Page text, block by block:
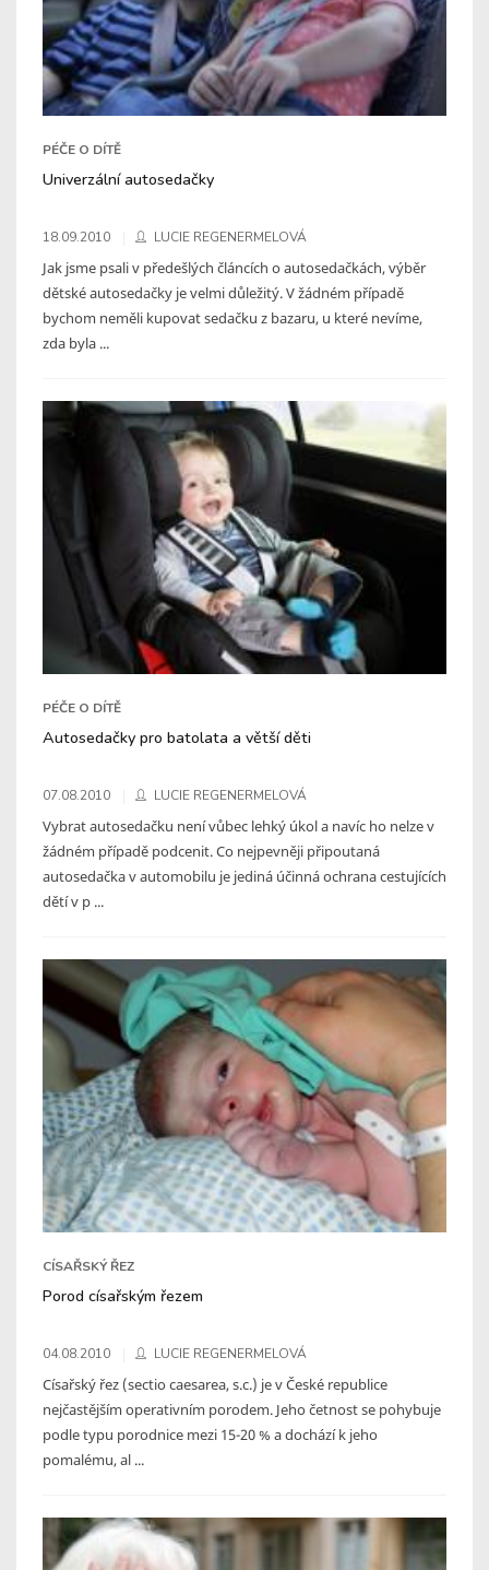
PÉČE O DÍTĚ
Univerzální autosedačky
18.09.2010 LUCIE REGENERMELOVÁ
Jak jsme psali v předešlých článcích o autosedačkách, výběr
dětské autosedačky je velmi důležitý. V žádném případě
bychom neměli kupovat sedačku z bazaru, u které nevíme,
zda byla ...
PÉČE O DÍTĚ
Autosedačky pro batolata a větší děti
07.08.2010 LUCIE REGENERMELOVÁ
Vybrat autosedačku není vůbec lehký úkol a navíc ho nelze v
žádném případě podcenit. Co nejpevněji připoutaná
autosedačka v automobilu je jediná účinná ochrana cestujících
dětí v p ...
CÍSAŘSKÝ ŘEZ
Porod císařským řezem
04.08.2010 LUCIE REGENERMELOVÁ
Císařský řez (sectio caesarea, s.c.) je v České republice
nejčastějším operativním porodem. Jeho četnost se pohybuje
podle typu porodnice mezi 15-20 % a dochází k jeho
pomalému, al ...